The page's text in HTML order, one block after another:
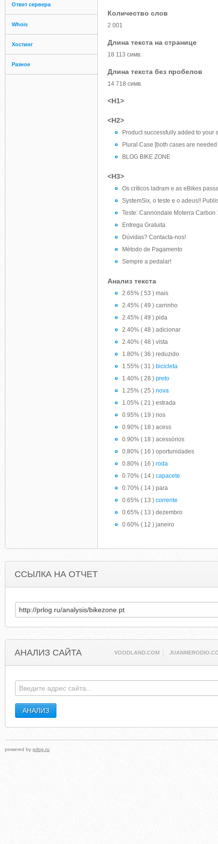
Ответ сервера
Whois
Хостинг
Разное
Количество слов
2 001
Длина текста на странице
18 113 симв.
Длина текста без пробелов
14 718 симв.
<H1>
<H2>
Product successfully added to your
Plural Case [both cases are
BLOG BIKE ZONE
<H3>
Os críticos ladram e as eBikes
SystemSix, o teste e o adeus!!
Teste: Cannondale Moterra
Entrega Gratuita
Dúvidas? Contacta-nos!
Método de Pagamento
Sempre a pedalar!
Анализ текста
2.65% ( 53 ) mais
2.45% ( 49 ) carrinho
2.45% ( 49 ) pida
2.40% ( 48 ) adicionar
2.40% ( 48 ) vista
1.80% ( 36 ) reduzido
1.55% ( 31 ) bicicleta
1.40% ( 28 ) preto
1.25% ( 25 ) nova
1.05% ( 21 ) estrada
0.95% ( 19 ) rios
0.90% ( 18 ) acess
0.90% ( 18 ) acessórios
0.80% ( 16 ) oportunidades
0.80% ( 16 ) roda
0.70% ( 14 ) capacete
0.70% ( 14 ) para
0.65% ( 13 ) corrente
0.65% ( 13 ) dezembro
0.60% ( 12 ) janeiro
ССЫЛКА НА ОТЧЕТ
АНАЛИЗ САЙТА VOODLAND.COM
powered by prlog.ru